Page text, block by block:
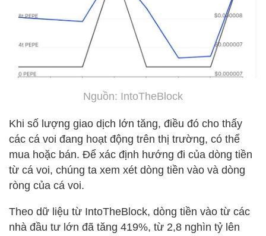
Nguồn: IntoTheBlock
Khi số lượng giao dịch lớn tăng, điều đó cho thấy
các cá voi đang hoạt động trên thị trường, có thể
mua hoặc bán. Để xác định hướng đi của dòng tiền
từ cá voi, chúng ta xem xét dòng tiền vào và dòng
ròng của cá voi.
Theo dữ liệu từ IntoTheBlock, dòng tiền vào từ các
nhà đầu tư lớn đã tăng 419%, từ 2,8 nghìn tỷ lên